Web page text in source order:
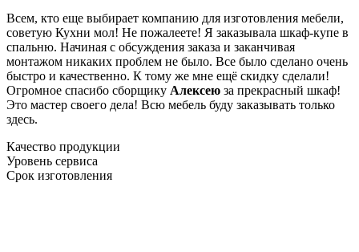
Всем, кто еще выбирает компанию для изготовления мебели,
советую Кухни мол! Не пожалеете! Я заказывала шкаф-купе в
спальню. Начиная с обсуждения заказа и заканчивая
монтажом никаких проблем не было. Все было сделано очень
быстро и качественно. К тому же мне ещё скидку сделали!
Огромное спасибо сборщику Алексею за прекрасный шкаф!
Это мастер своего дела! Всю мебель буду заказывать только
здесь.
Качество продукции
Уровень сервиса
Срок изготовления